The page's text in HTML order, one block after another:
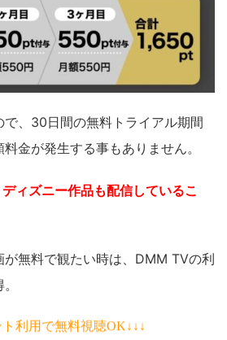
で、30日間の無料トライアル期間
金が発生する事もありません。
ディズニー作品も配信しているこ
が無料で観たい時は、DMM TVの利
ト利用で無料視聴OK↓↓↓